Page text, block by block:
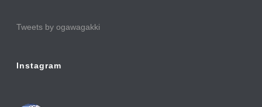
Tweets by ogawagakki
Instagram